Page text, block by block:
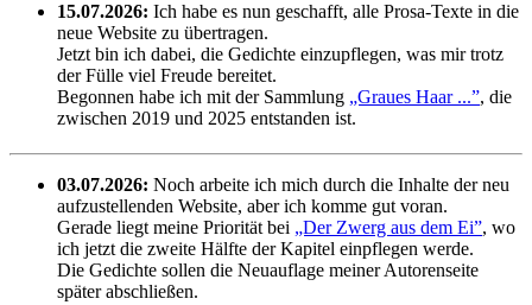
15.07.2026: Ich habe es nun geschafft, alle Prosa-Texte in die
neue Website zu übertragen.
Jetzt bin ich dabei, die Gedichte einzupflegen, was mir trotz
der Fülle viel Freude bereitet.
Begonnen habe ich mit der Sammlung „Graues Haar ...”, die
zwischen 2019 und 2025 entstanden ist.
03.07.2026: Noch arbeite ich mich durch die Inhalte der neu
aufzustellenden Website, aber ich komme gut voran.
Gerade liegt meine Priorität bei „Der Zwerg aus dem Ei”, wo
ich jetzt die zweite Hälfte der Kapitel einpflegen werde.
Die Gedichte sollen die Neuauflage meiner Autorenseite
später abschließen.